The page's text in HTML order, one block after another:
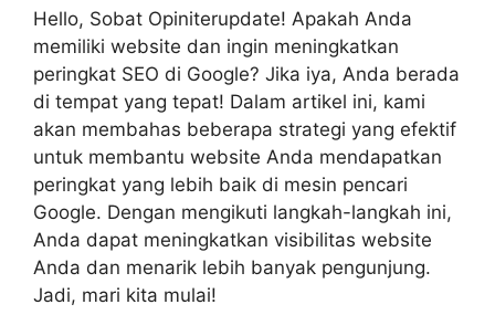
Hello, Sobat Opiniterupdate! Apakah Anda
memiliki website dan ingin meningkatkan
peringkat SEO di Google? Jika iya, Anda berada
di tempat yang tepat! Dalam artikel ini, kami
akan membahas beberapa strategi yang efektif
untuk membantu website Anda mendapatkan
peringkat yang lebih baik di mesin pencari
Google. Dengan mengikuti langkah-langkah ini,
Anda dapat meningkatkan visibilitas website
Anda dan menarik lebih banyak pengunjung.
Jadi, mari kita mulai!